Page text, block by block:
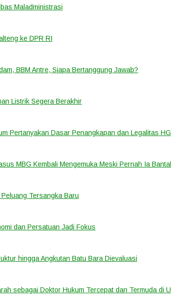
Maladministrasi
ke DPR RI
BBM Antre, Siapa Bertanggung Jawab?
Listrik Segera Berakhir
Pertanyakan Dasar Penangkapan dan Legalitas
MBG Kembali Mengemuka Meski Pernah Ia
Tersangka Baru
dan Persatuan Jadi Fokus
hingga Angkutan Batu Bara Dievaluasi
sebagai Doktor Hukum Tercepat dan Termuda di